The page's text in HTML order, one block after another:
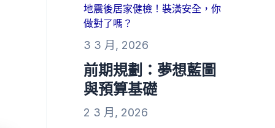
地震後居家健檢！裝潢安全，你
做對了嗎？
3 3 月, 2026
前期規劃：夢想藍圖
與預算基礎
2 3 月, 2026